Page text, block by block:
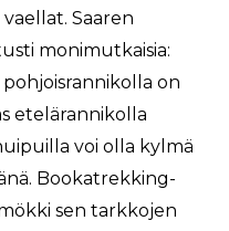
Saaren
monimutkaisia:
on
etelärannikolla
voi olla kylmä
Bookatrekking-
sen tarkkojen